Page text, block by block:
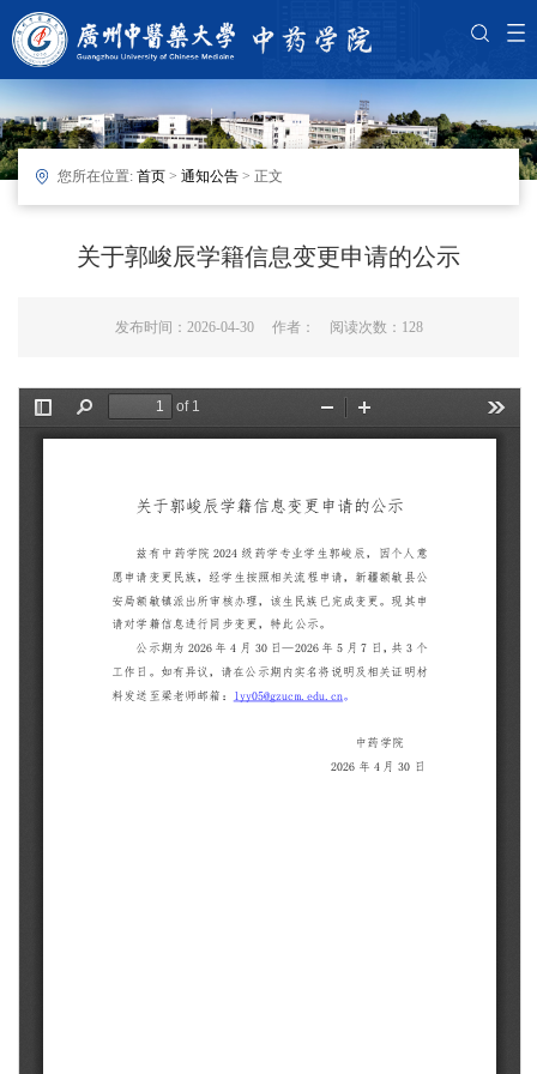
您所在位置: 首页 > 通知公告 > 正文
关于郭峻辰学籍信息变更申请的公示
发布时间：2026-04-30 作者： 阅读次数： 128